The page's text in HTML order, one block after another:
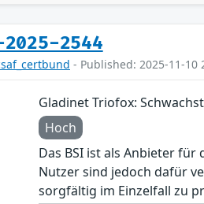
2025-2544
- Published: 2025-11-10
Gladinet Triofox:
Hoch
Das BSI ist als Anbieter
Nutzer sind jedoch dafür
sorgfältig im Einzelfall zu